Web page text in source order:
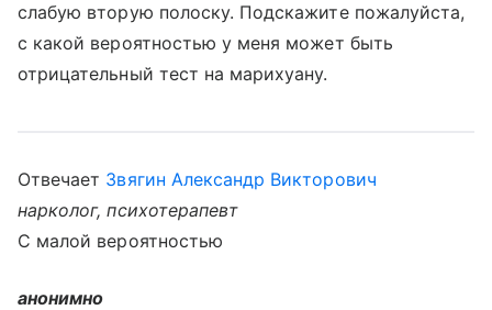
слабую вторую полоску. Подскажите пожалуйста,
с какой вероятностью у меня может быть
отрицательный тест на марихуану.
Отвечает Звягин Александр Викторович
нарколог, психотерапевт
С малой вероятностью
анонимно